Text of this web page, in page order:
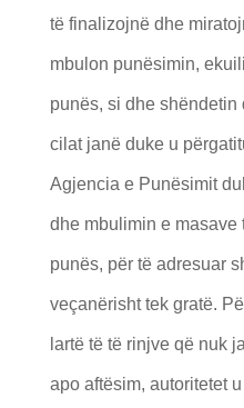
të finalizojnë dhe
mbulon punësimin,
punës, si dhe
cilat janë duke u
Agjencia e Punësimit
dhe mbulimin e masave
punës, për të adresuar
veçanërisht tek gratë.
lartë të të rinjve që nuk
apo aftësim, autoritetet